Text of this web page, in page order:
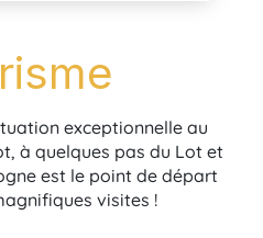
exceptionnelle au
à quelques pas du Lot et
est le point de départ
visites !